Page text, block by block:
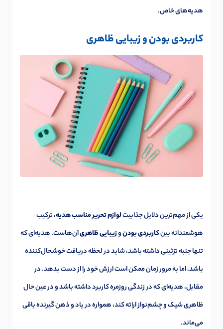
هدیه‌های خاص.
کاربردی بودن و زیبایی ظاهری
یکی از مهم‌ترین دلایل جذابیتلوازم تحریر مناسب هدیه، ترکیب
هوشمندانه بینکاربردی بودنوزیبایی ظاهریآن‌هاست. هدیه‌ای که
تنها جنبه تزئینی داشته باشد، شاید در لحظه دریافت خوشحال‌کننده
باشد، اما به مرور زمان ممکن است ارزش خود را از دست بدهد. در
مقابل، هدیه‌ای که در زندگی روزمره کاربرد داشته باشد و در عین حال
ظاهری شیک و چشم‌نواز ارائه کند، همواره در یاد و ذهن گیرنده باقی
می‌ماند.